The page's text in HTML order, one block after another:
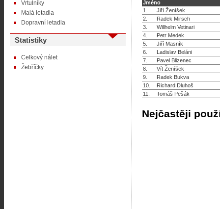
Vrtulníky
Malá letadla
Dopravní letadla
Statistiky
Celkový nálet
Žebříčky
Jméno
1.
Jiří Ženíšek
2.
Radek Mirsch
3.
Willhelm Vetinari
4.
Petr Medek
5.
Jiří Masník
6.
Ladislav Beláni
7.
Pavel Blizenec
8.
Vít Ženíšek
9.
Radek Bukva
10.
Richard Dluhoš
11.
Tomáš Pešák
Nejčastěji